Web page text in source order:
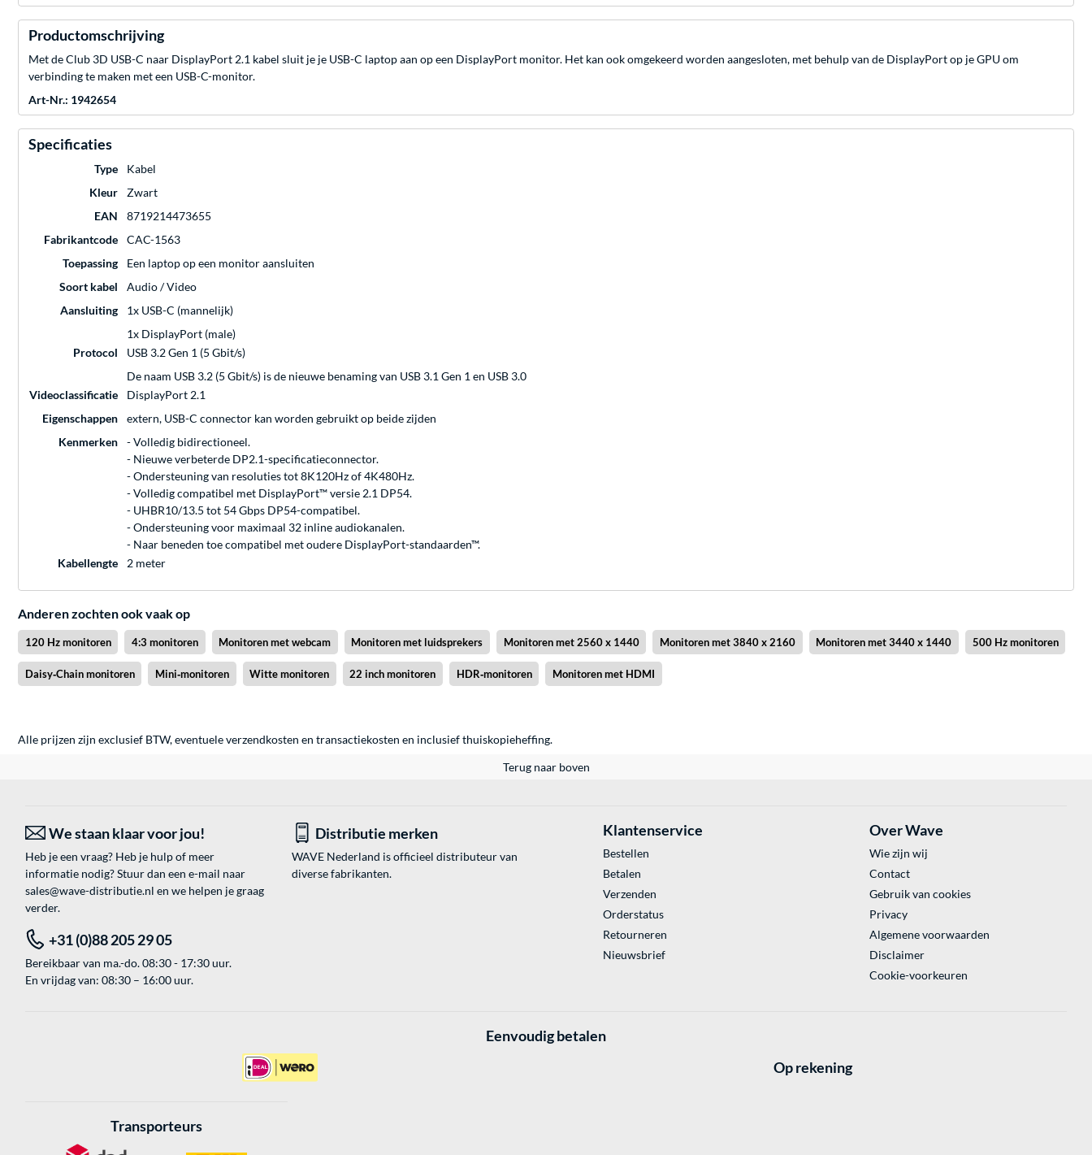
Productomschrijving
Met de Club 3D USB-C naar DisplayPort 2.1 kabel sluit je je USB-C laptop aan op een DisplayPort monitor. Het kan ook omgekeerd worden aangesloten, met behulp van de DisplayPort op je GPU om
verbinding te maken met een USB-C-monitor.
Art-Nr.: 1942654
Specificaties
Type
Kabel
Kleur
Zwart
EAN
8719214473655
Fabrikantcode
CAC-1563
Toepassing
Een laptop op een monitor aansluiten
Soort kabel
Audio / Video
Aansluiting
1x USB-C (mannelijk)
1x DisplayPort (male)
Protocol
USB 3.2 Gen 1 (5 Gbit/s)
De naam USB 3.2 (5 Gbit/s) is de nieuwe benaming van USB 3.1 Gen 1 en USB 3.0
Videoclassificatie
DisplayPort 2.1
Eigenschappen
extern, USB-C connector kan worden gebruikt op beide zijden
Kenmerken
- Volledig bidirectioneel.
- Nieuwe verbeterde DP2.1-specificatieconnector.
- Ondersteuning van resoluties tot 8K120Hz of 4K480Hz.
- Volledig compatibel met DisplayPort™ versie 2.1 DP54.
- UHBR10/13.5 tot 54 Gbps DP54-compatibel.
- Ondersteuning voor maximaal 32 inline audiokanalen.
- Naar beneden toe compatibel met oudere DisplayPort-standaarden™.
Kabellengte
2 meter
Anderen zochten ook vaak op
120 Hz monitoren 4:3 monitoren Monitoren met webcam Monitoren met luidsprekers Monitoren met 2560 x 1440 Monitoren met 3840 x 2160 Monitoren met 3440 x 1440 500 Hz monitoren
Daisy‑Chain monitoren Mini‑monitoren Witte monitoren 22 inch monitoren HDR‑monitoren Monitoren met HDMI
Alle prijzen zijn exclusief BTW, eventuele verzendkosten en transactiekosten en inclusief thuiskopieheffing.
Terug naar boven
We staan klaar voor jou!
Heb je een vraag? Heb je hulp of meer
informatie nodig? Stuur dan een e-mail naar
sales@wave-distributie.nl en we helpen je graag
verder.
Distributie merken
WAVE Nederland is officieel distributeur van
diverse fabrikanten.
+31 (0)88 205 29 05
Bereikbaar van ma.-do. 08:30 - 17:30 uur.
En vrijdag van: 08:30 – 16:00 uur.
Klantenservice
Bestellen
Betalen
Verzenden
Orderstatus
Retourneren
Nieuwsbrief
Over Wave
Wie zijn wij
Contact
Gebruik van cookies
Privacy
Algemene voorwaarden
Disclaimer
Cookie-voorkeuren
Eenvoudig betalen
Op rekening
Transporteurs